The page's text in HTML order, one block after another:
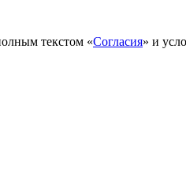
текстом «Согласия» и